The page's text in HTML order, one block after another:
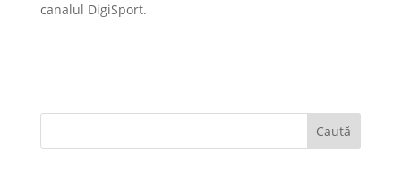
canalul DigiSport.